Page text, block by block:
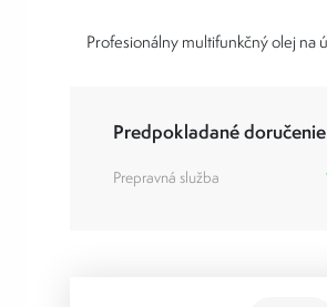
Profesionálny multifunkčný olej na
Predpokladané doručenie
Prepravná služba